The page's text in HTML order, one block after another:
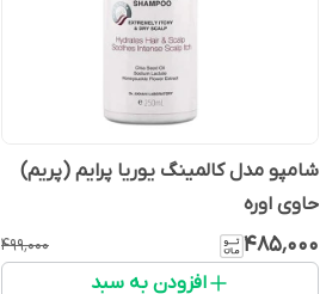
شامپو مدل کالمینگ یوریا پرایم (پریم)
حاوی اوره
۴۸۵٬۰۰۰ ۴۹۹٬۰۰۰
افزودن به سبد